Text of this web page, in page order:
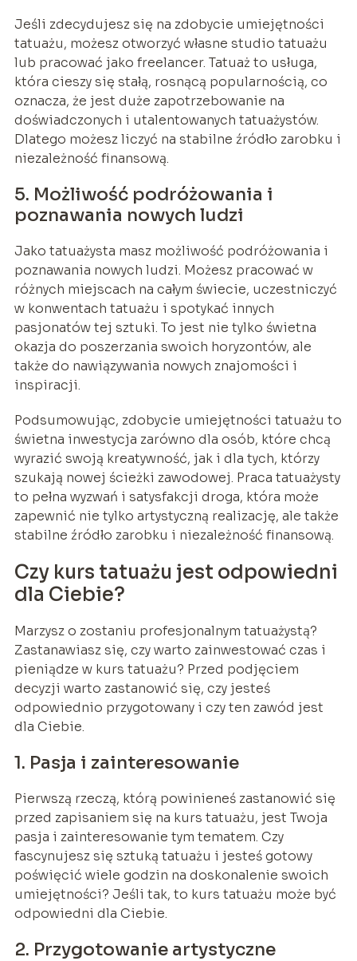
Jeśli zdecydujesz się na zdobycie umiejętności
tatuażu, możesz otworzyć własne studio tatuażu
lub pracować jako freelancer. Tatuaż to usługa,
która cieszy się stałą, rosnącą popularnością, co
oznacza, że jest duże zapotrzebowanie na
doświadczonych i utalentowanych tatuażystów.
Dlatego możesz liczyć na stabilne źródło zarobku i
niezależność finansową.
5. Możliwość podróżowania i
poznawania nowych ludzi
Jako tatuażysta masz możliwość podróżowania i
poznawania nowych ludzi. Możesz pracować w
różnych miejscach na całym świecie, uczestniczyć
w konwentach tatuażu i spotykać innych
pasjonatów tej sztuki. To jest nie tylko świetna
okazja do poszerzania swoich horyzontów, ale
także do nawiązywania nowych znajomości i
inspiracji.
Podsumowując, zdobycie umiejętności tatuażu to
świetna inwestycja zarówno dla osób, które chcą
wyrazić swoją kreatywność, jak i dla tych, którzy
szukają nowej ścieżki zawodowej. Praca tatuażysty
to pełna wyzwań i satysfakcji droga, która może
zapewnić nie tylko artystyczną realizację, ale także
stabilne źródło zarobku i niezależność finansową.
Czy kurs tatuażu jest odpowiedni
dla Ciebie?
Marzysz o zostaniu profesjonalnym tatuażystą?
Zastanawiasz się, czy warto zainwestować czas i
pieniądze w kurs tatuażu? Przed podjęciem
decyzji warto zastanowić się, czy jesteś
odpowiednio przygotowany i czy ten zawód jest
dla Ciebie.
1. Pasja i zainteresowanie
Pierwszą rzeczą, którą powinieneś zastanowić się
przed zapisaniem się na kurs tatuażu, jest Twoja
pasja i zainteresowanie tym tematem. Czy
fascynujesz się sztuką tatuażu i jesteś gotowy
poświęcić wiele godzin na doskonalenie swoich
umiejętności? Jeśli tak, to kurs tatuażu może być
odpowiedni dla Ciebie.
2. Przygotowanie artystyczne